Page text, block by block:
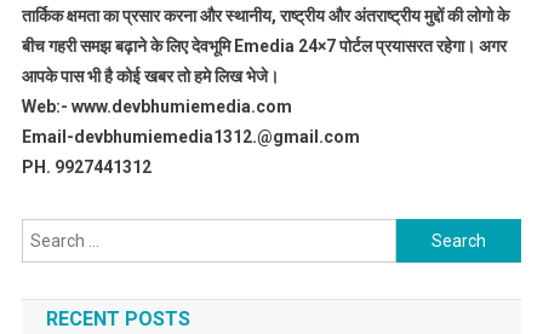
तार्किक क्षमता का प्रसार करना और स्थानीय, राष्ट्रीय और अंतराष्ट्रीय मुद्दों की लोगो के
बीच गहरी समझ बढ़ाने के लिए देवभूमि Emedia 24×7 पोर्टल प्रयासरत रहेगा। अगर
आपके पास भी है कोई खबर तो हमे लिख भेजे।
Web:- www.devbhumiemedia.com
Email-devbhumiemedia1312.@gmail.com
PH. 9927441312
Search
for:
RECENT POSTS